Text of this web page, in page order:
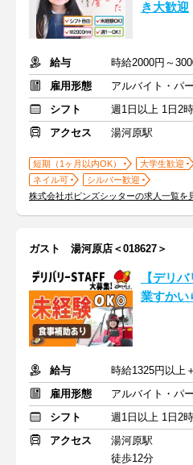
き大歓迎
給与
時給2000円～
雇用形態
アルバイト・パ
シフト
週1日以上 1日2
アクセス
湯河原駅
短期（1ヶ月以内OK） 大学生歓迎
ネイル可
シルバー歓迎
株式会社ポピンズシッターの求人一覧を
ガスト 湯河原店＜018627＞
【デリ
業すか
給与
時給1325円以上
雇用形態
アルバイト・パ
シフト
週1日以上 1日2
アクセス
湯河原駅
徒歩12分